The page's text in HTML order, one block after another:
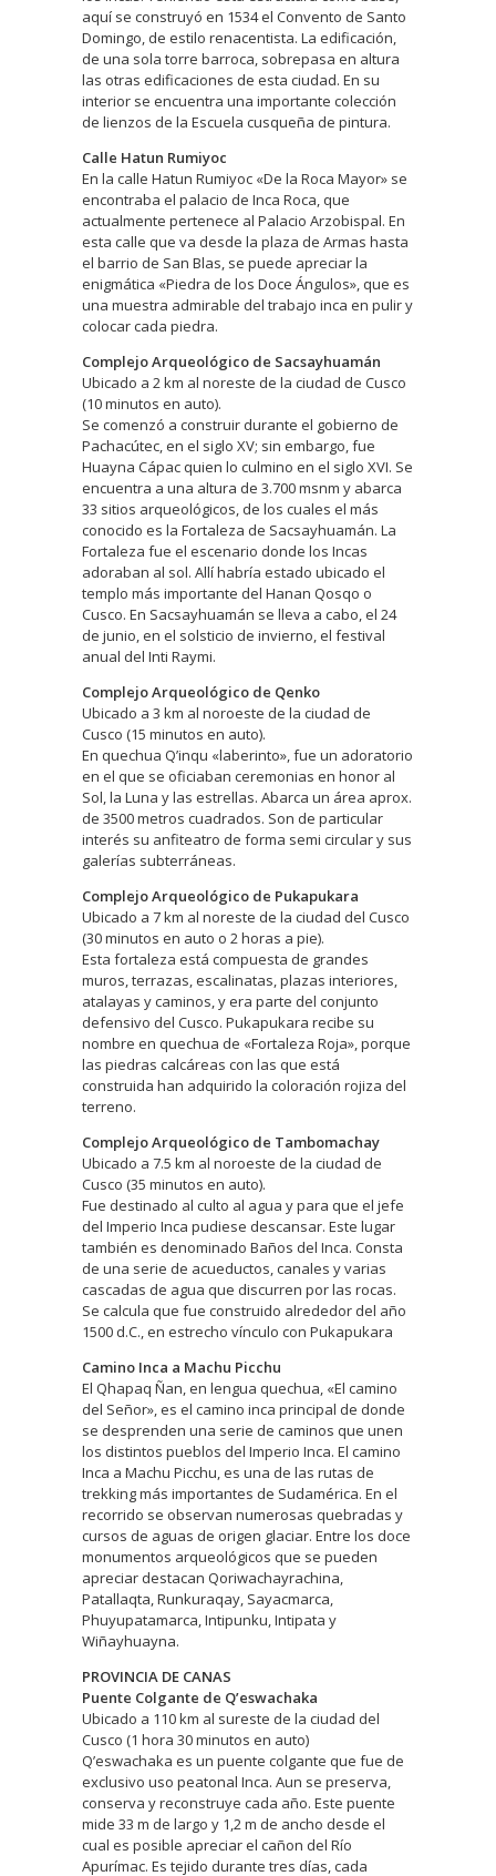
aquí se construyó en 1534 el Convento de Santo
Domingo, de estilo renacentista. La edificación,
de una sola torre barroca, sobrepasa en altura
las otras edificaciones de esta ciudad. En su
interior se encuentra una importante colección
de lienzos de la Escuela cusqueña de pintura.
Calle Hatun Rumiyoc
En la calle Hatun Rumiyoc «De la Roca Mayor» se
encontraba el palacio de Inca Roca, que
actualmente pertenece al Palacio Arzobispal. En
esta calle que va desde la plaza de Armas hasta
el barrio de San Blas, se puede apreciar la
enigmática «Piedra de los Doce Ángulos», que es
una muestra admirable del trabajo inca en pulir y
colocar cada piedra.
Complejo Arqueológico de Sacsayhuamán
Ubicado a 2 km al noreste de la ciudad de Cusco
(10 minutos en auto).
Se comenzó a construir durante el gobierno de
Pachacútec, en el siglo XV; sin embargo, fue
Huayna Cápac quien lo culmino en el siglo XVI. Se
encuentra a una altura de 3.700 msnm y abarca
33 sitios arqueológicos, de los cuales el más
conocido es la Fortaleza de Sacsayhuamán. La
Fortaleza fue el escenario donde los Incas
adoraban al sol. Allí habría estado ubicado el
templo más importante del Hanan Qosqo o
Cusco. En Sacsayhuamán se lleva a cabo, el 24
de junio, en el solsticio de invierno, el festival
anual del Inti Raymi.
Complejo Arqueológico de Qenko
Ubicado a 3 km al noroeste de la ciudad de
Cusco (15 minutos en auto).
En quechua Q’inqu «laberinto», fue un adoratorio
en el que se oficiaban ceremonias en honor al
Sol, la Luna y las estrellas. Abarca un área aprox.
de 3500 metros cuadrados. Son de particular
interés su anfiteatro de forma semi circular y sus
galerías subterráneas.
Complejo Arqueológico de Pukapukara
Ubicado a 7 km al noreste de la ciudad del Cusco
(30 minutos en auto o 2 horas a pie).
Esta fortaleza está compuesta de grandes
muros, terrazas, escalinatas, plazas interiores,
atalayas y caminos, y era parte del conjunto
defensivo del Cusco. Pukapukara recibe su
nombre en quechua de «Fortaleza Roja», porque
las piedras calcáreas con las que está
construida han adquirido la coloración rojiza del
terreno.
Complejo Arqueológico de Tambomachay
Ubicado a 7.5 km al noroeste de la ciudad de
Cusco (35 minutos en auto).
Fue destinado al culto al agua y para que el jefe
del Imperio Inca pudiese descansar. Este lugar
también es denominado Baños del Inca. Consta
de una serie de acueductos, canales y varias
cascadas de agua que discurren por las rocas.
Se calcula que fue construido alrededor del año
1500 d.C., en estrecho vínculo con Pukapukara
Camino Inca a Machu Picchu
El Qhapaq Ñan, en lengua quechua, «El camino
del Señor», es el camino inca principal de donde
se desprenden una serie de caminos que unen
los distintos pueblos del Imperio Inca. El camino
Inca a Machu Picchu, es una de las rutas de
trekking más importantes de Sudamérica. En el
recorrido se observan numerosas quebradas y
cursos de aguas de origen glaciar. Entre los doce
monumentos arqueológicos que se pueden
apreciar destacan Qoriwachayrachina,
Patallaqta, Runkuraqay, Sayacmarca,
Phuyupatamarca, Intipunku, Intipata y
Wiñayhuayna.
PROVINCIA DE CANAS
Puente Colgante de Q’eswachaka
Ubicado a 110 km al sureste de la ciudad del
Cusco (1 hora 30 minutos en auto)
Q’eswachaka es un puente colgante que fue de
exclusivo uso peatonal Inca. Aun se preserva,
conserva y reconstruye cada año. Este puente
mide 33 m de largo y 1,2 m de ancho desde el
cual es posible apreciar el cañon del Río
Apurímac. Es tejido durante tres días, cada